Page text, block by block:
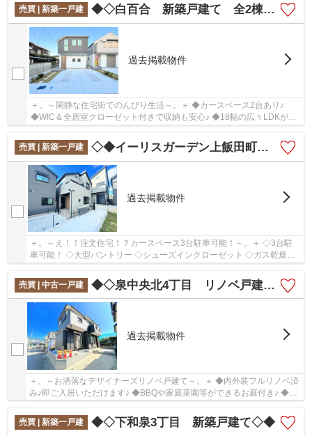
売買 | 新築一戸建
◆◇白百合 新築戸建て 全2棟◇◆
過去掲載物件
＋。～閑静な住宅街でのんびり生活～。＋ ◆カースペース2台あり♪
◆WIC＆全居室クローゼット付きで収納も安心♪ ◆18帖の広々LDKが魅
売買 | 新築一戸建
◇◆イーリスガーデン上飯田町 全6棟 C号棟◆◇
過去掲載物件
＋。～え！！注文住宅！？カースペース3台駐車可能！～。＋ ◇3台駐
車可能！ ◇大型パントリー ◇シューズインクローゼット ◇ガス乾燥
機、乾太くん完備 ◇LDK18帖超
売買 | 中古一戸建
◆◇泉中央北4丁目 リノベ戸建て◇◆
過去掲載物件
＋。～お洒落なデザイナーズリノベ戸建て～。＋ ◆内外装フルリノベ済
み♪即ご入居いただけます♪ ◆BBQや家庭菜園等ができるお庭付き♪ ◆駅
売買 | 新築一戸建
◆◇下和泉3丁目 新築戸建て◇◆